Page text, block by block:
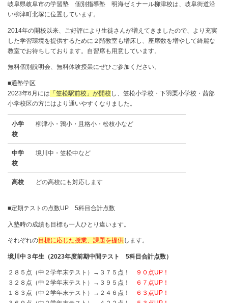
岐阜県岐阜市の学習塾 個別指導塾 明海ゼミナール柳津校は、岐阜街道沿
い柳津町北塚に位置しています。
2014年の開校以来、ご好評により生徒さんが増えてきましたので、より充実
した学習環境を提供するために２階教室も増床し、座席数を増やして綺麗な
教室でお待ちしております。自習席も用意しています。
無料個別説明会、無料体験授業にぜひご参加ください。
■通塾学区
2023年6月には 「笠松駅前校」が開校し、笠松小学校・下羽栗小学校・茜部
小学校区の方にはより通いやすくなりました。
小学
校
柳津小・鶉小・且格小・松枝小など
中学
校
境川中・笠松中など
高校 どの⾼校にも対応します
■定期テストの点数UP 5科目合計点数
入塾時の成績も目標も一人ひとり違います。
それぞれの目標に応じた授業、課題を提供します。
境川中３年生（2023年度前期中間テスト 5科目合計点数）
２８５点（中２学年末テスト）→３７５点！
９０点UP！
３２８点（中２学年末テスト）→３９５点！
６７点UP！
１８３点（中２学年末テスト）→２４６点！
６３点UP！